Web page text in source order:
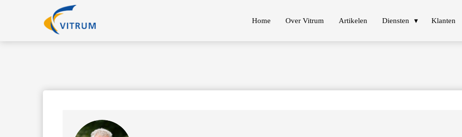
Home Over Vitrum Artikelen Diensten Klanten